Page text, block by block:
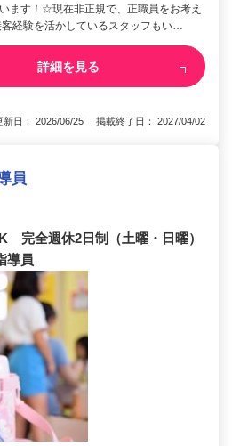
ます！☆現在非正規で、正職員をお考え
経験を活かしているスタッフもい…
詳細を見る
新日： 2026/06/25 掲載終了日： 2027/04/02
員
完全週休2日制（土曜・日曜）
導員